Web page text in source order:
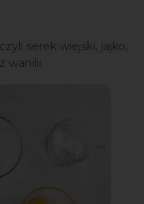
serek wiejski, jajko,
wanilii.